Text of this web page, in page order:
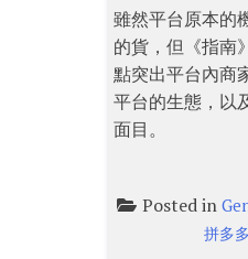
雖然平台原本的
的貨，但《指南
點突出平台內商
平台的生態，以
面目。
Posted in
拼多